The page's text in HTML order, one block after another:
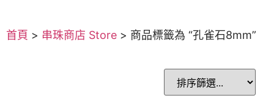
首頁 > 串珠商店 Store > 商品標籤為 “孔雀石8mm”